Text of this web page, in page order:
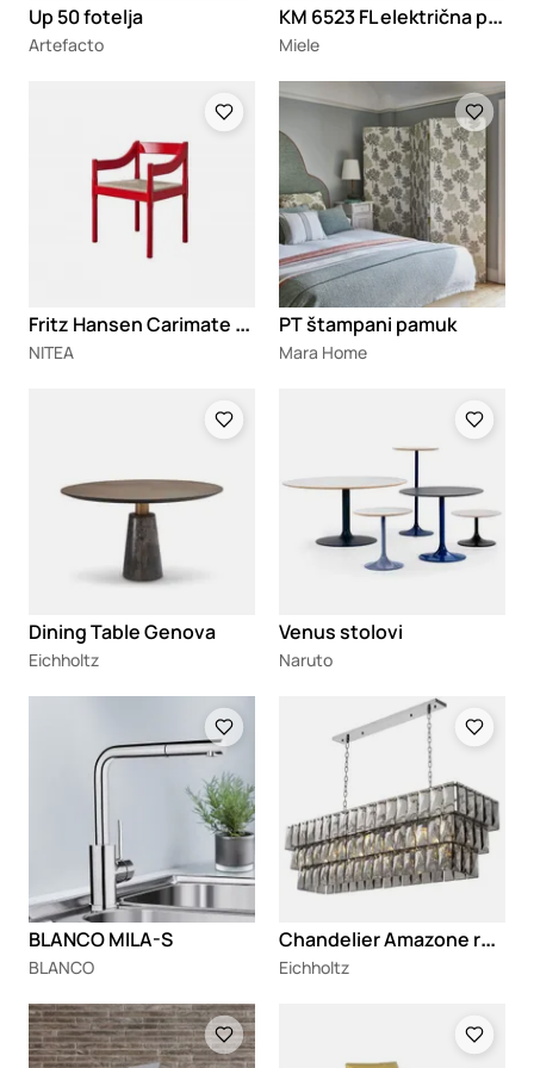
Up 50 fotelja
Artefacto
K
M 6523 FL električna ploča za kuvanje
Miele
F
ritz Hansen Carimate fotelja
NITEA
Loading
PT štampani pamuk
Mara Home
Dining Table Genova
Eichholtz
Venus stolovi
Naruto
BLANCO MILA-S
BLANCO
C
handelier Amazone rectangular
Eichholtz
Loading